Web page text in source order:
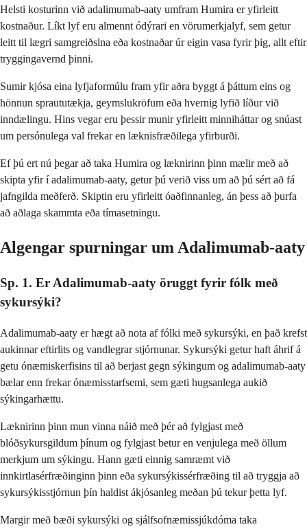
Helsti kosturinn við adalimumab-aaty umfram Humira er yfirleitt
kostnaður. Líkt lyf eru almennt ódýrari en vörumerkjalyf, sem getur
leitt til lægri samgreiðslna eða kostnaðar úr eigin vasa fyrir þig, allt eftir
tryggingavernd þinni.
Sumir kjósa eina lyfjaformúlu fram yfir aðra byggt á þáttum eins og
hönnun spraututækja, geymslukröfum eða hvernig lyfið líður við
inndælingu. Hins vegar eru þessir munir yfirleitt minniháttar og snúast
um persónulega val frekar en læknisfræðilega yfirburði.
Ef þú ert nú þegar að taka Humira og læknirinn þinn mælir með að
skipta yfir í adalimumab-aaty, getur þú verið viss um að þú sért að fá
jafngilda meðferð. Skiptin eru yfirleitt óaðfinnanleg, án þess að þurfa
að aðlaga skammta eða tímasetningu.
Algengar spurningar um Adalimumab-aaty
Sp. 1. Er Adalimumab-aaty öruggt fyrir fólk með
sykursýki?
Adalimumab-aaty er hægt að nota af fólki með sykursýki, en það krefst
aukinnar eftirlits og vandlegrar stjórnunar. Sykursýki getur haft áhrif á
getu ónæmiskerfisins til að berjast gegn sýkingum og adalimumab-aaty
bælar enn frekar ónæmisstarfsemi, sem gæti hugsanlega aukið
sýkingarhættu.
Læknirinn þinn mun vinna náið með þér að fylgjast með
blóðsykursgildum þínum og fylgjast betur en venjulega með öllum
merkjum um sýkingu. Hann gæti einnig samræmt við
innkirtlasérfræðinginn þinn eða sykursýkissérfræðing til að tryggja að
sykursýkisstjórnun þín haldist ákjósanleg meðan þú tekur þetta lyf.
Margir með bæði sykursýki og sjálfsofnæmissjúkdóma taka